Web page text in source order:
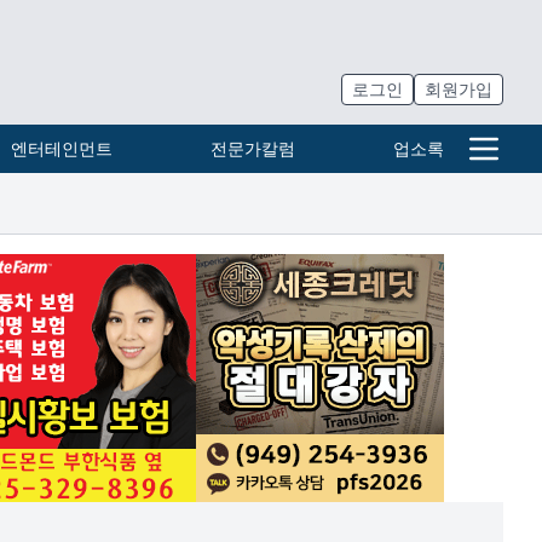
로그인 회원가입
엔터테인먼트 전문가칼럼 업소록